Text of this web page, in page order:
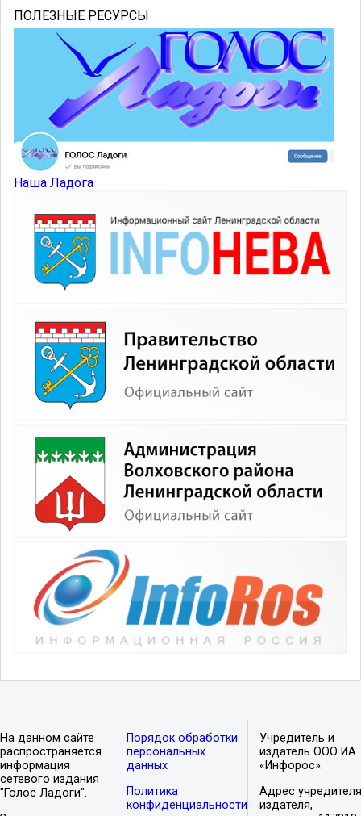
ПОЛЕЗНЫЕ РЕСУРСЫ
Наша Ладога
На данном сайте
распространяется
информация
сетевого издания
"Голос Ладоги".
Порядок обработки
персональных
данных
Политика
конфиденциальности
Учредитель и
издатель ООО ИА
«Инфорос».
Адрес
издателя,